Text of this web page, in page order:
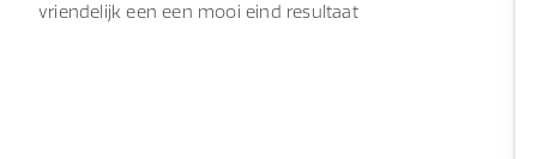
vriendelijk een een mooi eind resultaat